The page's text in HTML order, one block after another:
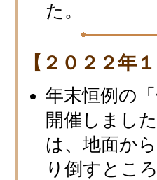
た。
【２０２２年
年末恒例の
開催しまし
は、地面か
り倒すとこ